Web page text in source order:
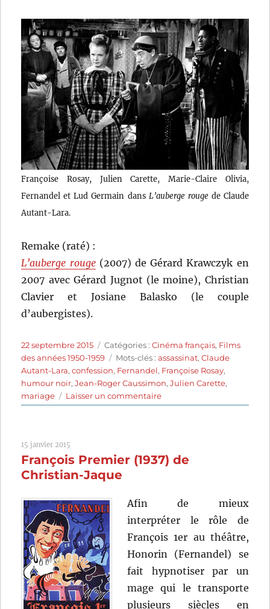
Françoise Rosay, Julien Carette, Marie-Claire Olivia,
Fernandel et Lud Germain dans L’auberge rougede Claude
Autant-Lara.
Remake (raté) :
L’auberge rouge(2007) de Gérard Krawczyk en
2007 avec Gérard Jugnot (le moine), Christian
Clavier et Josiane Balasko (le couple
d’aubergistes).
Publié
le
22 septembre 2015 Catégories
Catégories :Cinéma français, Films
des années 1950-1959
Étiquettes
Mots-clés :assassinat,Claude
Autant-Lara,confession, Fernandel, Françoise Rosay,
humour noir,Jean-Roger Caussimon,Julien Carette,
mariage
Laisser un commentairesur
L’Auberge
Claude
15 janvier 2015
François Premier (1937) de
Christian-Jaque
Afin de mieux
interpréter le rôle de
François 1er au théâtre,
Honorin (Fernandel) se
fait hypnotiser par un
mage qui le transporte
plusieurs siècles en